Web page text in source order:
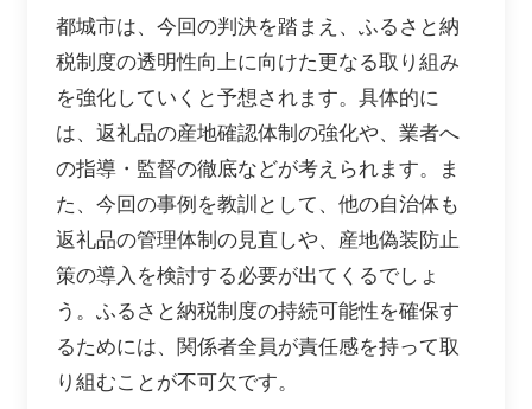
都城市は、今回の判決を踏まえ、ふるさと納
税制度の透明性向上に向けた更なる取り組み
を強化していくと予想されます。具体的に
は、返礼品の産地確認体制の強化や、業者へ
の指導・監督の徹底などが考えられます。ま
た、今回の事例を教訓として、他の自治体も
返礼品の管理体制の見直しや、産地偽装防止
策の導入を検討する必要が出てくるでしょ
う。ふるさと納税制度の持続可能性を確保す
るためには、関係者全員が責任感を持って取
り組むことが不可欠です。